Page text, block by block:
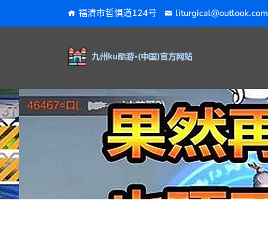
福清市哲惧道124号 liturgical@outlook.com